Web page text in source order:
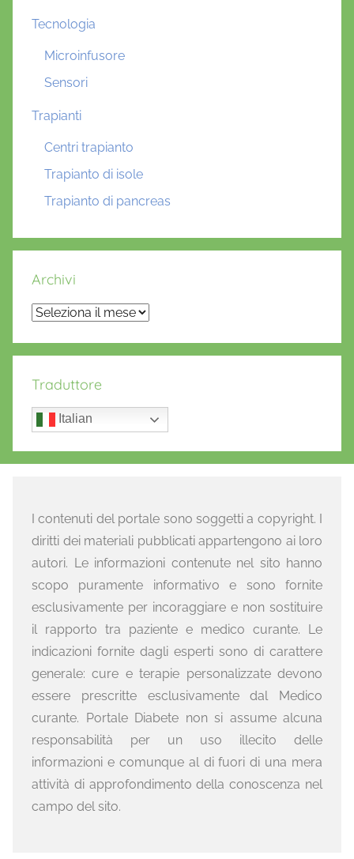
Tecnologia
Microinfusore
Sensori
Trapianti
Centri trapianto
Trapianto di isole
Trapianto di pancreas
Archivi
Archivi
Traduttore
Italian
I contenuti del portale sono soggetti a copyright. I
diritti dei materiali pubblicati appartengono ai loro
autori. Le informazioni contenute nel sito hanno
scopo puramente informativo e sono fornite
esclusivamente per incoraggiare e non sostituire
il rapporto tra paziente e medico curante. Le
indicazioni fornite dagli esperti sono di carattere
generale: cure e terapie personalizzate devono
essere prescritte esclusivamente dal Medico
curante. Portale Diabete non si assume alcuna
responsabilità per un uso illecito delle
informazioni e comunque al di fuori di una mera
attività di approfondimento della conoscenza nel
campo del sito.